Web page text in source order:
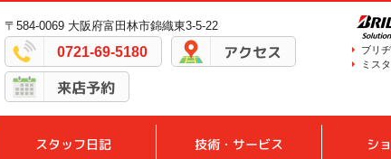
〒584-0069 大阪府富田林市錦織東3-5-22
0721-69-5180 アクセス
来店予約
ブリ
ミス
スタッフ日記 技術・サービス シ